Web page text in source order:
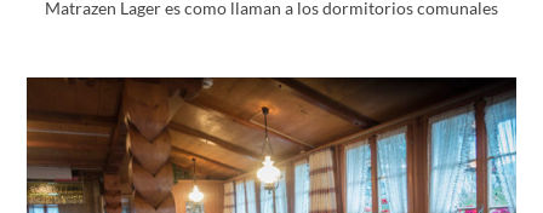
Matrazen Lager es como llaman a los dormitorios comunales